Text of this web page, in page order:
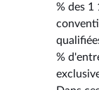
% des 1
%